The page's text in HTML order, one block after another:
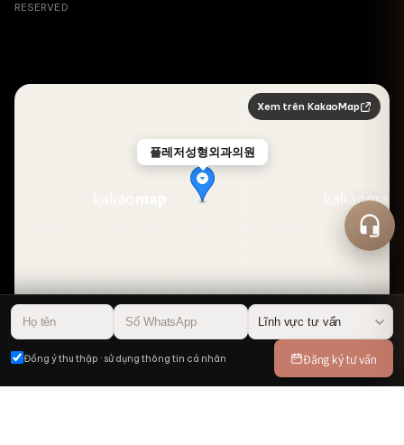
RESERVED
플레저성형외과의원
50m
Xem trên KakaoMap
Đồng ý thu thập · sử dụng thông tin cá nhân Đăng ký tư vấn